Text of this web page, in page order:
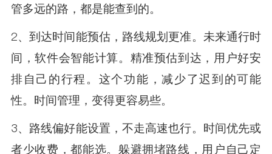
管多远的路，都是能查到的。
2、到达时间能预估，路线规划更准。未来通行时
间，软件会智能计算。精准预估到达，用户好安
排自己的行程。这个功能，减少了迟到的可能
性。时间管理，变得更容易些。
3、路线偏好能设置，不走高速也行。时间优先或
者少收费，都能选。躲避拥堵路线，用户自己定